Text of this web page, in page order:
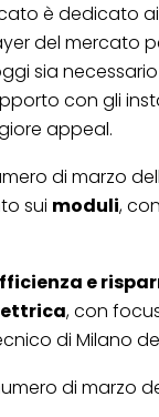
è dedicato ai
del mercato
sia
con gli
appeal.
di marzo
sui moduli,
e
, con
di Milano
di marzo